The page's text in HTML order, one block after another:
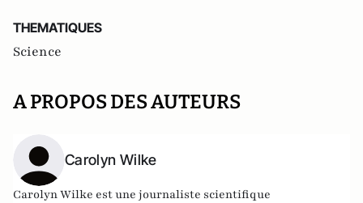
THEMATIQUES
Science
A PROPOS DES AUTEURS
Carolyn Wilke
Carolyn Wilke est une journaliste scientifique